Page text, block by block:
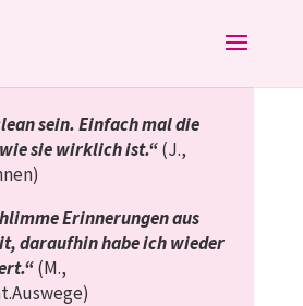
sein. Einfach mal die
sie wirklich ist.“(J.,
Erinnerungen aus
daraufhin habe ich wieder
(M.,